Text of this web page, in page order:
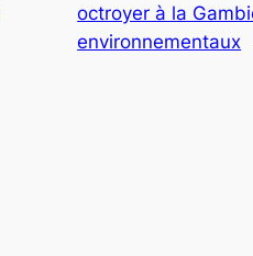
octroyer à la
environnementaux